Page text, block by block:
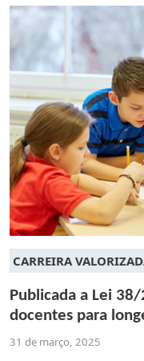
CARREIRA
Publicada a Lei
docentes para
31 de março, 2025